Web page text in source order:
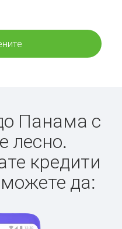
Панама с
лесно.
кредити
да: